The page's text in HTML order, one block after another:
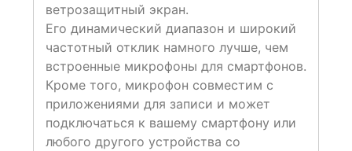
ветрозащитный экран.
Его динамический диапазон и широкий
частотный отклик намного лучше, чем
встроенные микрофоны для смартфонов.
Кроме того, микрофон совместим с
приложениями для записи и может
подключаться к вашему смартфону или
любого другого устройства со